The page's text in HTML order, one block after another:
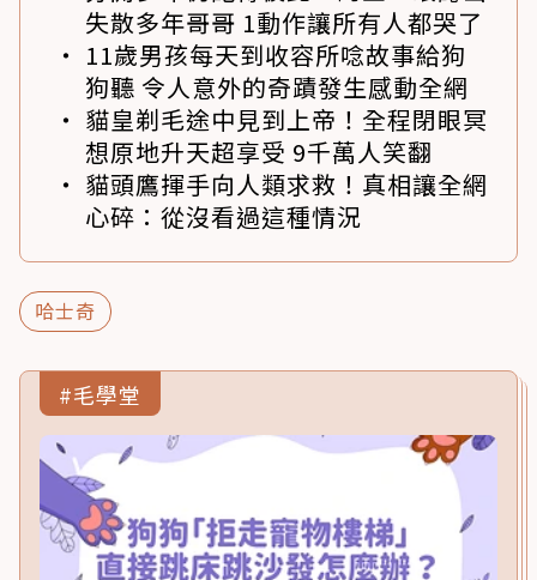
失散多年哥哥 1動作讓所有人都哭了
11歲男孩每天到收容所唸故事給狗
狗聽 令人意外的奇蹟發生感動全網
貓皇剃毛途中見到上帝！全程閉眼冥
想原地升天超享受 9千萬人笑翻
貓頭鷹揮手向人類求救！真相讓全網
心碎：從沒看過這種情況
哈士奇
#毛學堂